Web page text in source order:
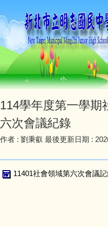
114學年度第一學期
六次會議紀錄
作者 : 劉秉叡 最後更新日期 :
11401社會領域第六次會議